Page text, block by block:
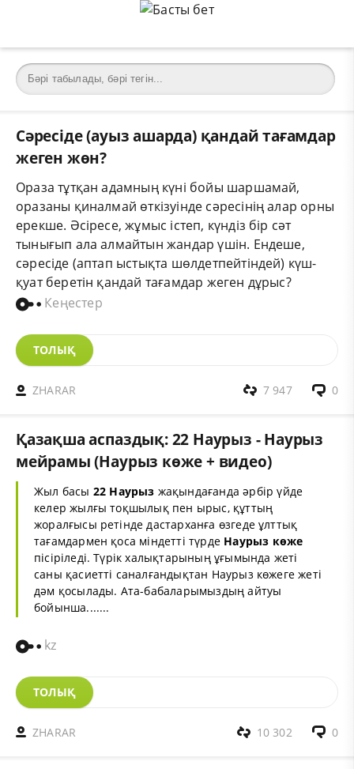
Сәресіде (ауыз ашарда) қандай тағамдар
жеген жөн?
Ораза тұтқан адамның күні бойы шаршамай,
оразаны қиналмай өткізуінде сәресінің алар орны
ерекше. Әсіресе, жұмыс істеп, күндіз бір сәт
тынығып ала алмайтын жандар үшін. Ендеше,
сәресіде (аптап ыстықта шөлдетпейтіндей) күш-
қуат беретін қандай тағамдар жеген дұрыс?
Кеңестер
ТОЛЫҚ
ZHARAR 0
7 947
Қазақша аспаздық: 22 Наурыз - Наурыз
мейрамы (Наурыз көже + видео)
Жыл басы 22 Наурыз жақындағанда әрбір үйде
келер жылғы тоқшылық пен ырыс, құттың
жоралғысы ретінде дастарханға өзгеде ұлттық
тағамдармен қоса міндетті түрде Наурыз көже
пісіріледі. Түрік халықтарының ұғымында жеті
саны қасиетті саналғандықтан Наурыз көжеге жеті
дәм қосылады. Ата-бабаларымыздың айтуы
бойынша.......
kz
ТОЛЫҚ
ZHARAR 0
10 302